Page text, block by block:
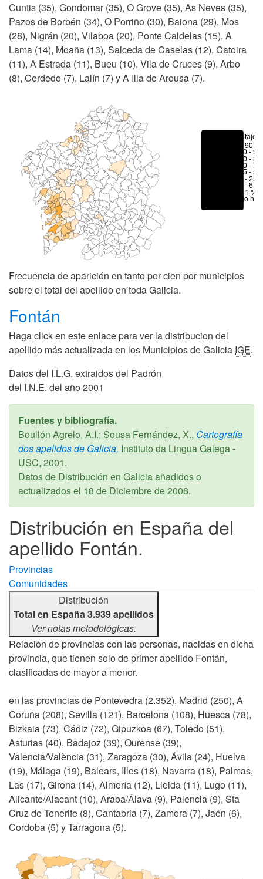
Cuntis (35), Gondomar (35), O Grove (35), As Neves (35),
Pazos de Borbén (34), O Porriño (30), Baiona (29), Mos
(28), Nigrán (20), Vilaboa (20), Ponte Caldelas (15), A
Lama (14), Moaña (13), Salceda de Caselas (12), Catoira
(11), A Estrada (11), Bueu (10), Vila de Cruces (9), Arbo
(8), Cerdedo (7), Lalín (7) y A Illa de Arousa (7).
Porcentajes
> 90 %
80 -
70 -
50 -
25 -
6 - 25
1 - 6 %
< 1 %
No hay
Frecuencia de aparición en tanto por cien por municipios
sobre el total del apellido en toda Galicia.
Fontán
Haga click en este enlace para ver la distribucion del
apellido más actualizada en los Municipios de Galicia IGE.
Datos del I.L.G. extraidos del Padrón
del I.N.E. del año 2001
Fuentes y bibliografía.
Boullón Agrelo, A.I.; Sousa Fernández, X., Cartografía
dos apelidos de Galicia, Instituto da Lingua Galega -
USC, 2001.
Datos de Distribución en Galicia añadidos o
actualizados el 18 de Diciembre de 2008.
Distribución en España del
apellido Fontán.
Provincias
Comunidades
Distribución
Total en España 3.939 apellidos
Ver notas metodológicas.
Relación de provincias con las personas, nacidas en dicha
provincia, que tienen solo de primer apellido Fontán,
clasificadas de mayor a menor.
en las provincias de Pontevedra (2.352), Madrid (250), A
Coruña (208), Sevilla (121), Barcelona (108), Huesca (78),
Bizkaia (73), Cádiz (72), Gipuzkoa (67), Toledo (51),
Asturias (40), Badajoz (39), Ourense (39),
Valencia/València (31), Zaragoza (30), Ávila (24), Huelva
(19), Málaga (19), Balears, Illes (18), Navarra (18), Palmas,
Las (17), Girona (14), Almería (12), Lleida (11), Lugo (11),
Alicante/Alacant (10), Araba/Álava (9), Palencia (9), Sta
Cruz de Tenerife (8), Cantabria (7), Zamora (7), Jaén (6),
Cordoba (5) y Tarragona (5).